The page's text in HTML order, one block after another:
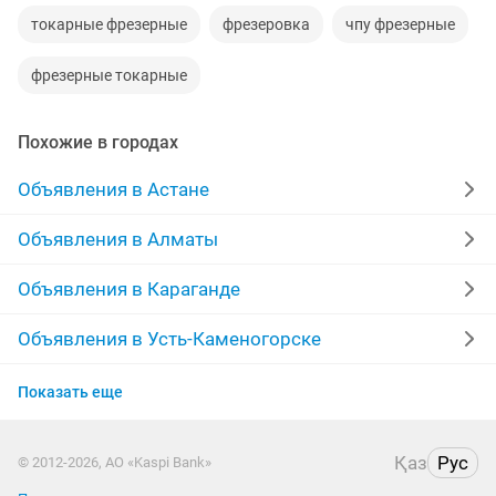
токарные фрезерные фрезеровка чпу фрезерные
фрезерные токарные
Похожие в городах
Объявления в Астане
Объявления в Алматы
Объявления в Караганде
Объявления в Усть-Каменогорске
Объявления в Актобе
Объявления в Павлодаре
Показать еще
© 2012-2026, АО «Kaspi Bank» Қаз Рус